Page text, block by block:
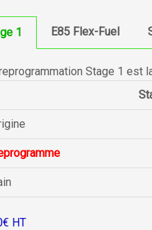
1 E85 Flex-Fuel
Stage 1 est
HT